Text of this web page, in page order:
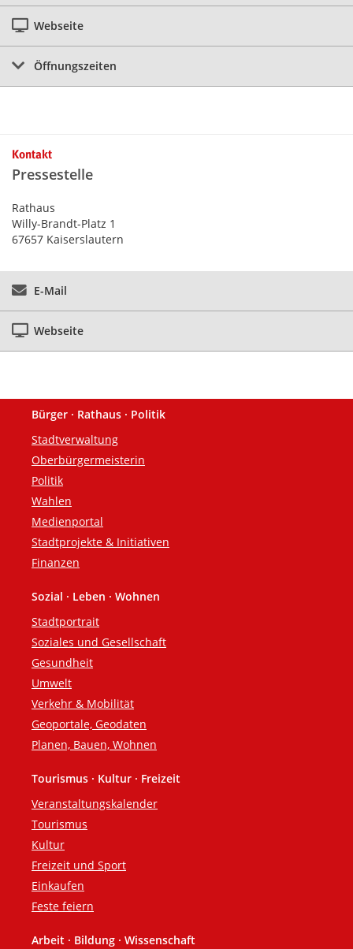
Webseite
Öffnungszeiten
Kontakt
Pressestelle
Rathaus
Willy-Brandt-Platz 1
67657 Kaiserslautern
E-Mail
Webseite
Fußzeile
Bürger · Rathaus · Politik
Stadtverwaltung
Oberbürgermeisterin
Politik
Wahlen
Medienportal
Stadtprojekte & Initiativen
Finanzen
Sozial · Leben · Wohnen
Stadtportrait
Soziales und Gesellschaft
Gesundheit
Umwelt
Verkehr & Mobilität
Geoportale, Geodaten
Planen, Bauen, Wohnen
Tourismus · Kultur · Freizeit
Veranstaltungskalender
Tourismus
Kultur
Freizeit und Sport
Einkaufen
Feste feiern
Arbeit · Bildung · Wissenschaft